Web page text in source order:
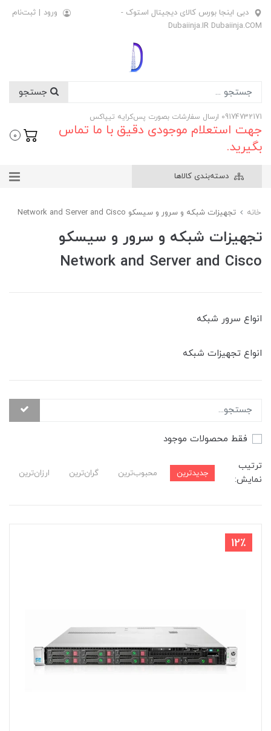
دبی اینجا بورس کالای دیجیتال استوک -
Dubaiinja.IR Dubaiinja.COM
ورود | ثبت‌نام
09174732171 ارسال سفارشات بصورت پس‌کرایه تیپاکس
جهت استعلام موجودی دقیق با ما تماس
بگیرید.
0
دسته‌بندی کالاها
خانه تجهیزات شبکه و سرور و سیسکو Network and Server and Cisco
تجهیزات شبکه و سرور و سیسکو
Network and Server and Cisco
انواع سرور شبکه
انواع تجهیزات شبکه
فقط محصولات موجود
ترتیب
نمایش:
جدیدترین محبوب‌ترین گران‌ترین ارزان‌ترین
12٪